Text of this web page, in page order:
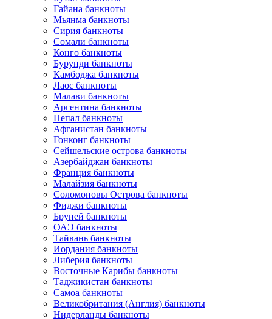
Гайана банкноты
Мьянма банкноты
Сирия банкноты
Сомали банкноты
Конго банкноты
Бурунди банкноты
Камбоджа банкноты
Лаос банкноты
Малави банкноты
Аргентина банкноты
Непал банкноты
Афганистан банкноты
Гонконг банкноты
Сейшельские острова банкноты
Азербайджан банкноты
Франция банкноты
Малайзия банкноты
Соломоновы Острова банкноты
Фиджи банкноты
Бруней банкноты
ОАЭ банкноты
Тайвань банкноты
Иордания банкноты
Либерия банкноты
Восточные Карибы банкноты
Таджикистан банкноты
Самоа банкноты
Великобритания (Англия) банкноты
Нидерланды банкноты